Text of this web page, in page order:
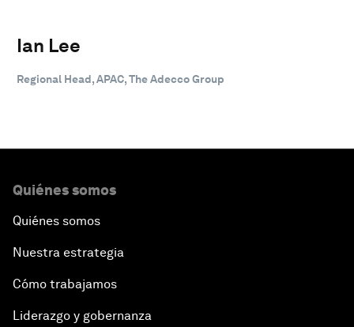
Ian Lee
Regional Head, APAC, The Adecco Group
Quiénes somos
Quiénes somos
Nuestra estrategia
Cómo trabajamos
Liderazgo y gobernanza